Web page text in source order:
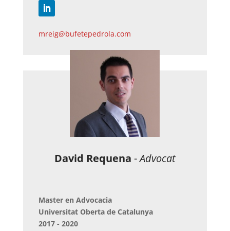
mreig@bufetepedrola.com
David Requena -Advocat
Master en Advocacia
Universitat Oberta de Catalunya
2017 - 2020